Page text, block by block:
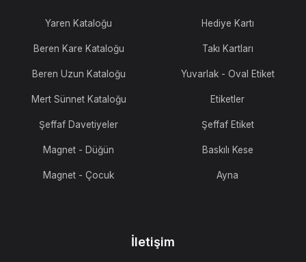
Yaren Kataloğu
Beren Kare Kataloğu
Beren Uzun Kataloğu
Mert Sünnet Kataloğu
Şeffaf Davetiyeler
Magnet - Düğün
Magnet - Çocuk
Hediye Kartı
Takı Kartları
Yuvarlak - Oval Etiket
Etiketler
Şeffaf Etiket
Baskılı Kese
Ayna
İletişim